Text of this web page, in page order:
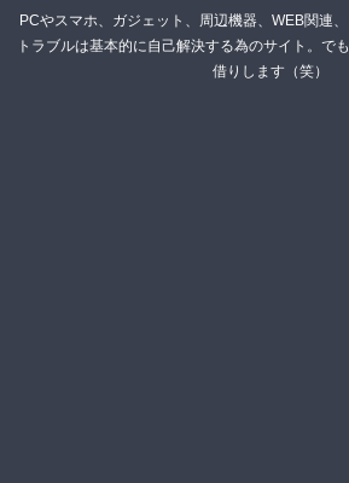
PCやスマホ、ガジェット、周辺機器、WEB関連
トラブルは基本的に自己解決する為のサイト。で
借りします（笑）